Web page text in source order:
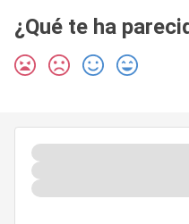
¿Qué te ha